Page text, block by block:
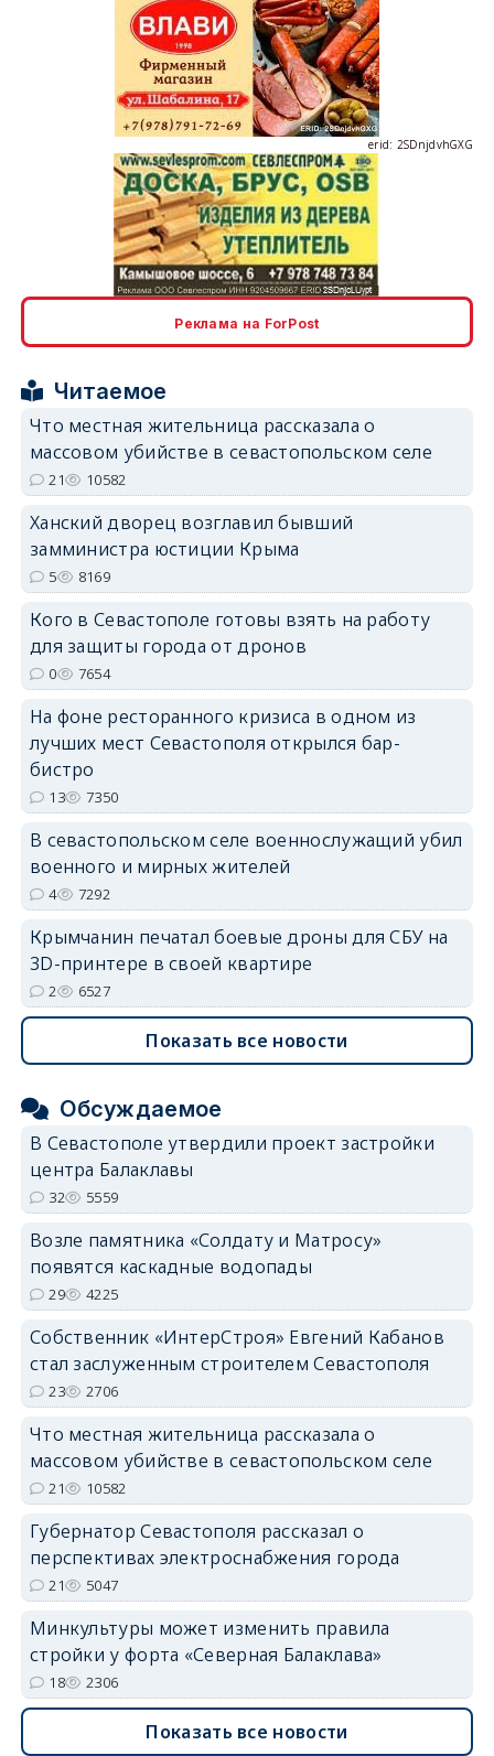
erid: 2SDnjdvhGXG
Реклама на ForPost
Читаемое
Что местная жительница рассказала о
массовом убийстве в севастопольском селе
21 10582
Ханский дворец возглавил бывший
замминистра юстиции Крыма
5 8169
Кого в Севастополе готовы взять на работу
для защиты города от дронов
0 7654
На фоне ресторанного кризиса в одном из
лучших мест Севастополя открылся бар-
бистро
13 7350
В севастопольском селе военнослужащий убил
военного и мирных жителей
4 7292
Крымчанин печатал боевые дроны для СБУ на
3D-принтере в своей квартире
2 6527
Показать все новости
Обсуждаемое
В Севастополе утвердили проект застройки
центра Балаклавы
32 5559
Возле памятника «Солдату и Матросу»
появятся каскадные водопады
29 4225
Собственник «ИнтерСтроя» Евгений Кабанов
стал заслуженным строителем Севастополя
23 2706
Что местная жительница рассказала о
массовом убийстве в севастопольском селе
21 10582
Губернатор Севастополя рассказал о
перспективах электроснабжения города
21 5047
Минкультуры может изменить правила
стройки у форта «Северная Балаклава»
18 2306
Показать все новости